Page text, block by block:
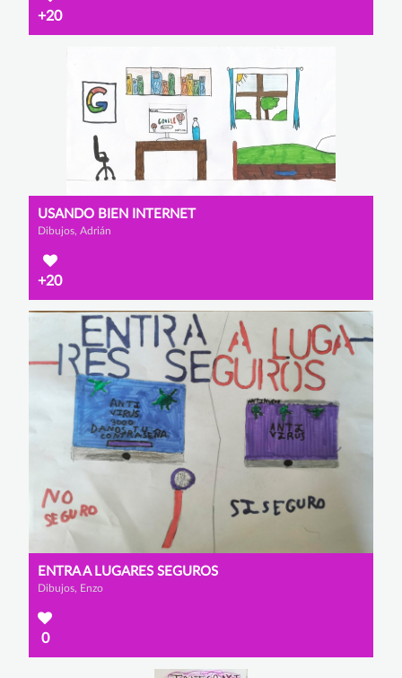
+20
USANDO BIEN INTERNET
Dibujos, Adrián
+20
ENTRA A LUGARES SEGUROS
Dibujos, Enzo
0